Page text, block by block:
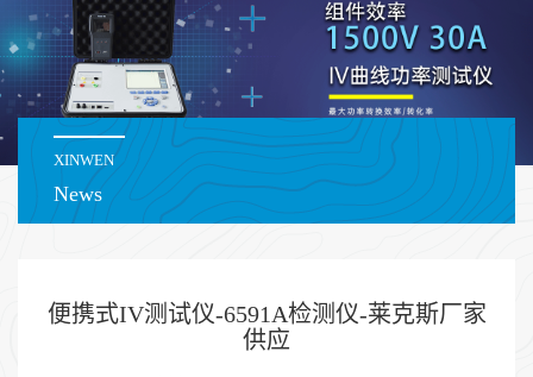
XINWEN
News
便携式IV测试仪-6591A检测仪-莱克斯厂家
供应